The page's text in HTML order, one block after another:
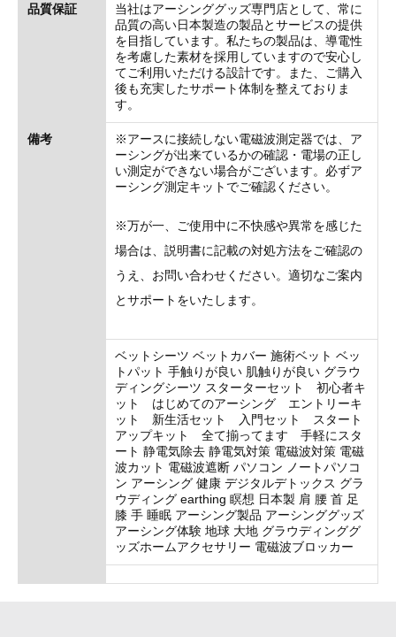
品質保証
当社はアーシンググッズ専門店として、常に
品質の高い日本製造の製品とサービスの提供
を目指しています。私たちの製品は、導電性
を考慮した素材を採用していますので安心し
てご利用いただける設計です。また、ご購入
後も充実したサポート体制を整えておりま
す。
備考
※アースに接続しない電磁波測定器では、ア
ーシングが出来ているかの確認・電場の正し
い測定ができない場合がございます。必ずア
ーシング測定キットでご確認ください。
※万が一、ご使用中に不快感や異常を感じた
場合は、説明書に記載の対処方法をご確認の
うえ、お問い合わせください。適切なご案内
とサポートをいたします。
ベットシーツ ベットカバー 施術ベット ベッ
トパット 手触りが良い 肌触りが良い グラウ
ディングシーツ スターターセット 初心者キ
ット はじめてのアーシング エントリーキ
ット 新生活セット 入門セット スタート
アップキット 全て揃ってます 手軽にスタ
ート 静電気除去 静電気対策 電磁波対策 電磁
波カット 電磁波遮断 パソコン ノートパソコ
ン アーシング 健康 デジタルデトックス グラ
ウディング earthing 瞑想 日本製 肩 腰 首 足
膝 手 睡眠 アーシング製品 アーシンググッズ
アーシング体験 地球 大地 グラウディンググ
ッズホームアクセサリー 電磁波ブロッカー